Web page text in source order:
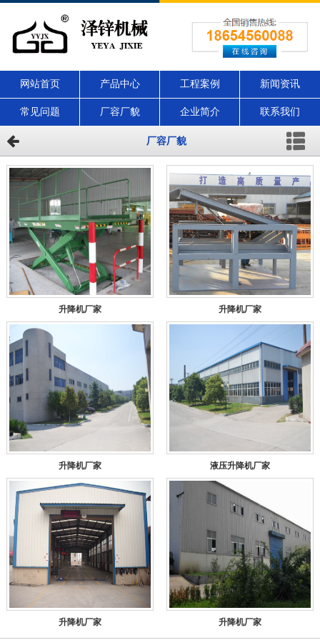
网站首页 产品中心 工程案例 新闻资讯
常见问题 厂容厂貌 企业简介 联系我们
厂容厂貌
升降机厂家 升降机厂家
升降机厂家 液压升降机厂家
升降机厂家 升降机厂家